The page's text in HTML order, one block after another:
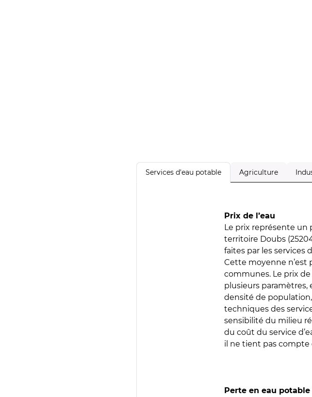
Services d'eau potable Agriculture
Prix de l’eau
Le prix représente un
territoire Doubs
faites par les services
Cette moyenne n’est
communes. Le prix
plusieurs paramètres,
densité de
techniques des
sensibilité du milieu
du coût du service
il ne tient pas compte
Perte en eau